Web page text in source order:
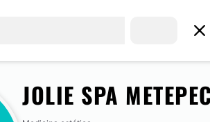
JOLIE SPA METEPEC